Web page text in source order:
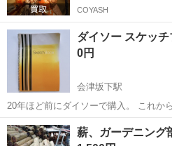
COYASH
ダイソー スケッチ
0円
会津坂下駅
20年ほど前にダイソーで購入。 これか
し上げます。 日焼け、色あせ、シワ、折れ、シミがあります。 12枚と
書いてありますが、9枚しかありません。 受け渡し日時・
福島 河沼郡 会津坂下駅 そ
薪、ガーデニング